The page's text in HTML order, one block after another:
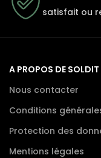
satisfait ou
A PROPOS DE SOLDIT
Nous contacter
Conditions
Protection des
Mentions légales